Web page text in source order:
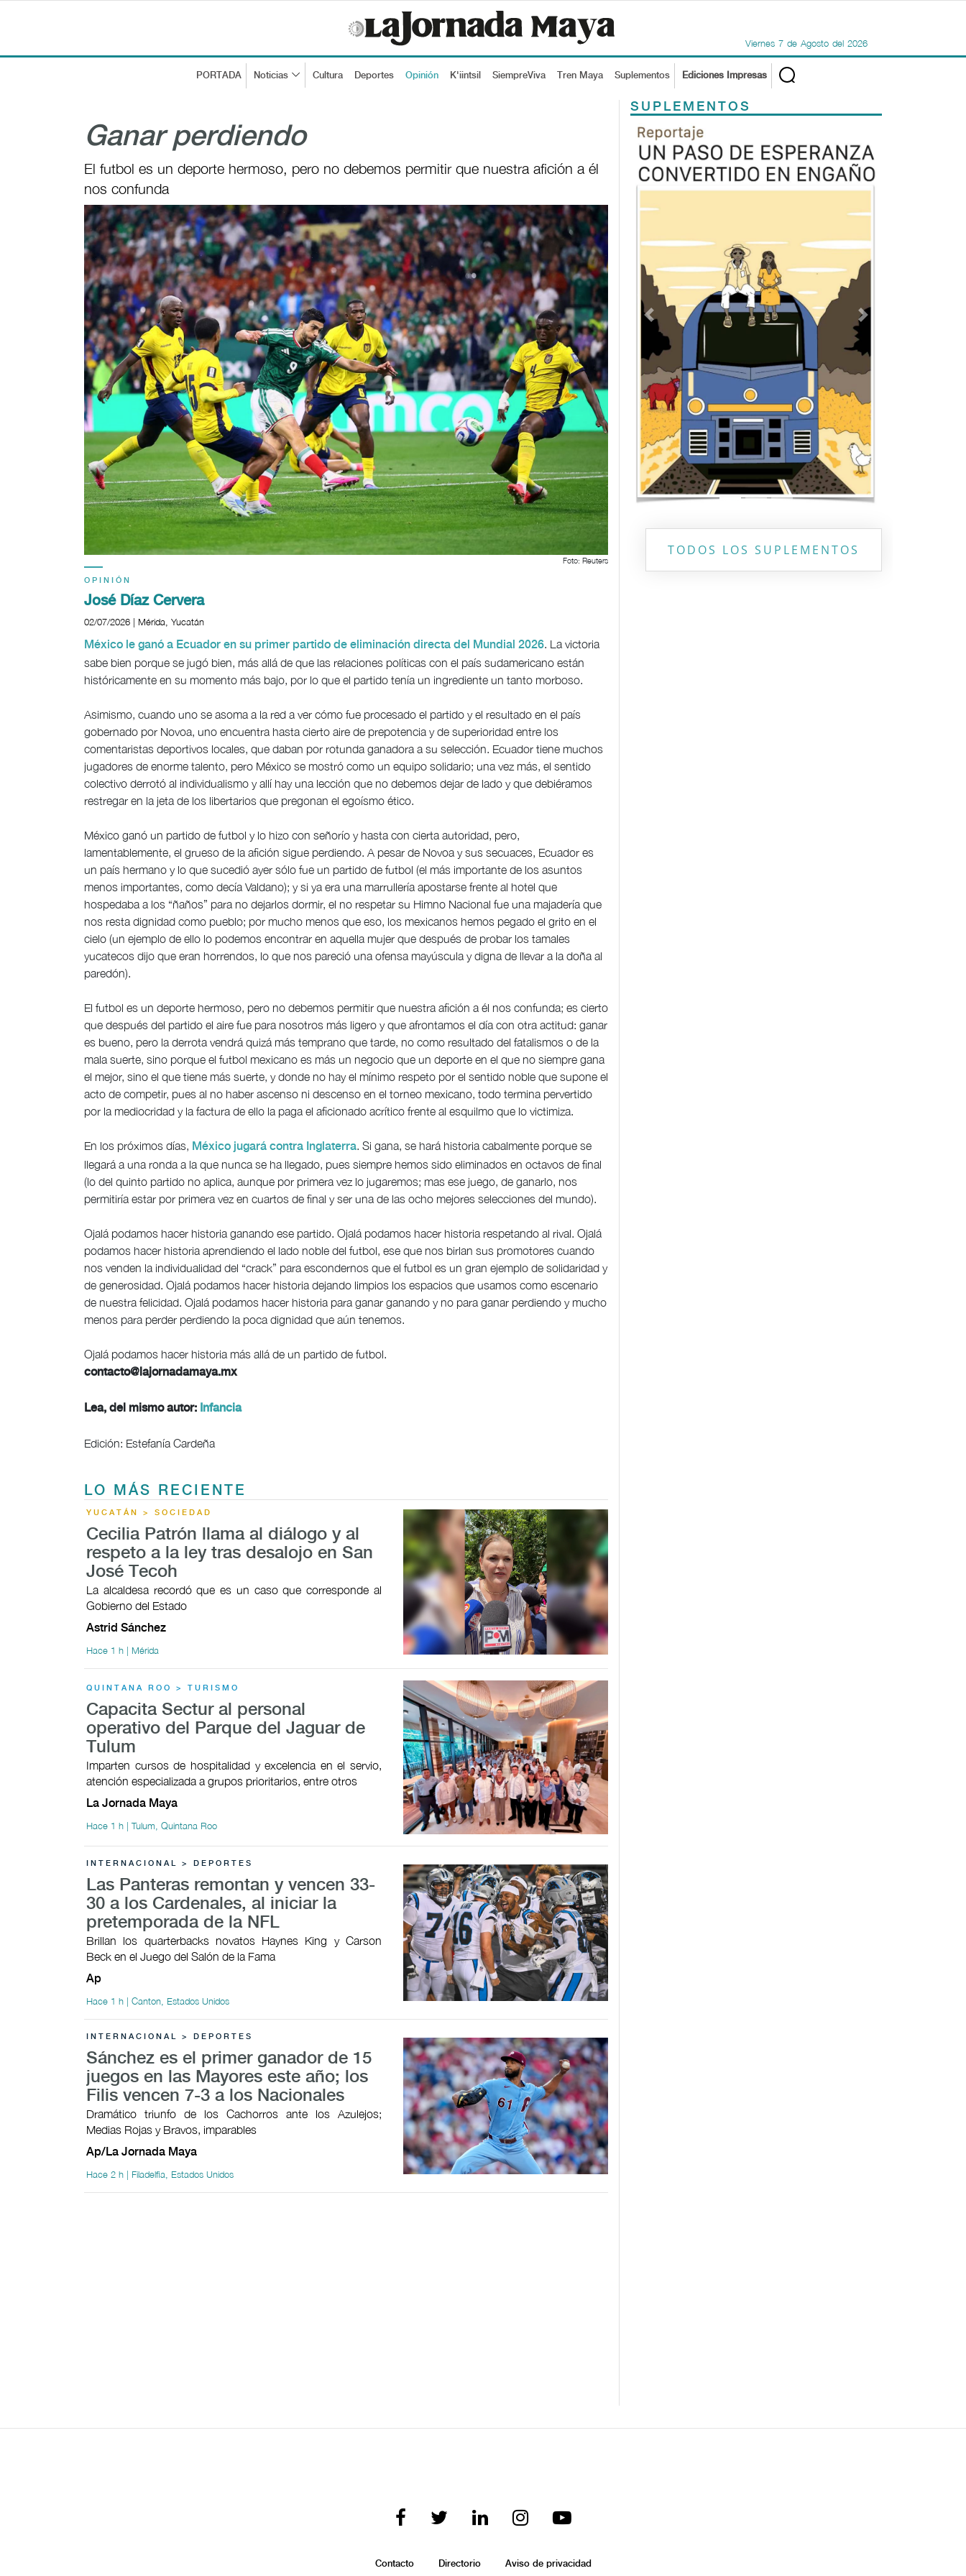
Viernes 7 de Agosto del 2026
PORTADA Noticias Cultura Deportes Opinión K'iintsil SiempreViva Tren Maya Suplementos Ediciones Impresas
Ganar perdiendo
El futbol es un deporte hermoso, pero no debemos permitir que nuestra afición a él
nos confunda
Foto: Reuters
OPINIÓN
José Díaz Cervera
02/07/2026 | Mérida, Yucatán
México le ganó a Ecuador en su primer partido de eliminación directa del Mundial 2026. La victoria
sabe bien porque se jugó bien, más allá de que las relaciones políticas con el país sudamericano están
históricamente en su momento más bajo, por lo que el partido tenía un ingrediente un tanto morboso.
Asimismo, cuando uno se asoma a la red a ver cómo fue procesado el partido y el resultado en el país
gobernado por Novoa, uno encuentra hasta cierto aire de prepotencia y de superioridad entre los
comentaristas deportivos locales, que daban por rotunda ganadora a su selección. Ecuador tiene muchos
jugadores de enorme talento, pero México se mostró como un equipo solidario; una vez más, el sentido
colectivo derrotó al individualismo y allí hay una lección que no debemos dejar de lado y que debiéramos
restregar en la jeta de los libertarios que pregonan el egoísmo ético.
México ganó un partido de futbol y lo hizo con señorío y hasta con cierta autoridad, pero,
lamentablemente, el grueso de la afición sigue perdiendo. A pesar de Novoa y sus secuaces, Ecuador es
un país hermano y lo que sucedió ayer sólo fue un partido de futbol (el más importante de los asuntos
menos importantes, como decía Valdano); y si ya era una marrullería apostarse frente al hotel que
hospedaba a los “ñaños” para no dejarlos dormir, el no respetar su Himno Nacional fue una majadería que
nos resta dignidad como pueblo; por mucho menos que eso, los mexicanos hemos pegado el grito en el
cielo (un ejemplo de ello lo podemos encontrar en aquella mujer que después de probar los tamales
yucatecos dijo que eran horrendos, lo que nos pareció una ofensa mayúscula y digna de llevar a la doña al
paredón).
El futbol es un deporte hermoso, pero no debemos permitir que nuestra afición a él nos confunda; es cierto
que después del partido el aire fue para nosotros más ligero y que afrontamos el día con otra actitud: ganar
es bueno, pero la derrota vendrá quizá más temprano que tarde, no como resultado del fatalismos o de la
mala suerte, sino porque el futbol mexicano es más un negocio que un deporte en el que no siempre gana
el mejor, sino el que tiene más suerte, y donde no hay el mínimo respeto por el sentido noble que supone el
acto de competir, pues al no haber ascenso ni descenso en el torneo mexicano, todo termina pervertido
por la mediocridad y la factura de ello la paga el aficionado acrítico frente al esquilmo que lo victimiza.
En los próximos días, México jugará contra Inglaterra. Si gana, se hará historia cabalmente porque se
llegará a una ronda a la que nunca se ha llegado, pues siempre hemos sido eliminados en octavos de final
(lo del quinto partido no aplica, aunque por primera vez lo jugaremos; mas ese juego, de ganarlo, nos
permitiría estar por primera vez en cuartos de final y ser una de las ocho mejores selecciones del mundo).
Ojalá podamos hacer historia ganando ese partido. Ojalá podamos hacer historia respetando al rival. Ojalá
podamos hacer historia aprendiendo el lado noble del futbol, ese que nos birlan sus promotores cuando
nos venden la individualidad del “crack” para escondernos que el futbol es un gran ejemplo de solidaridad y
de generosidad. Ojalá podamos hacer historia dejando limpios los espacios que usamos como escenario
de nuestra felicidad. Ojalá podamos hacer historia para ganar ganando y no para ganar perdiendo y mucho
menos para perder perdiendo la poca dignidad que aún tenemos.
Ojalá podamos hacer historia más allá de un partido de futbol.
contacto@lajornadamaya.mx
Lea, del mismo autor: Infancia
Edición: Estefanía Cardeña
LO MÁS RECIENTE
YUCATÁN > SOCIEDAD
Cecilia Patrón llama al diálogo y al
respeto a la ley tras desalojo en San
José Tecoh
La alcaldesa recordó que es un caso que corresponde al
Gobierno del Estado
Astrid Sánchez
Hace 1 h | Mérida
QUINTANA ROO > TURISMO
Capacita Sectur al personal
operativo del Parque del Jaguar de
Tulum
Imparten cursos de hospitalidad y excelencia en el servio,
atención especializada a grupos prioritarios, entre otros
La Jornada Maya
Hace 1 h | Tulum, Quintana Roo
INTERNACIONAL > DEPORTES
Las Panteras remontan y vencen 33-
30 a los Cardenales, al iniciar la
pretemporada de la NFL
Brillan los quarterbacks novatos Haynes King y Carson
Beck en el Juego del Salón de la Fama
Ap
Hace 1 h | Canton, Estados Unidos
INTERNACIONAL > DEPORTES
Sánchez es el primer ganador de 15
juegos en las Mayores este año; los
Filis vencen 7-3 a los Nacionales
Dramático triunfo de los Cachorros ante los Azulejos;
Medias Rojas y Bravos, imparables
Ap/La Jornada Maya
Hace 2 h | Filadelfia, Estados Unidos
SUPLEMENTOS
Previous Next
TODOS LOS SUPLEMENTOS
Contacto Directorio Aviso de privacidad